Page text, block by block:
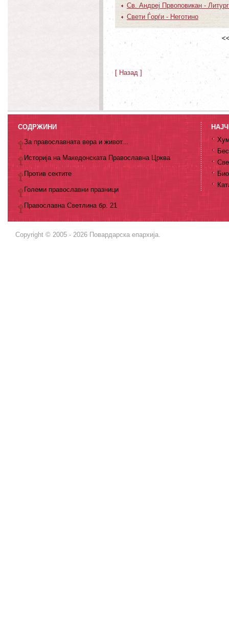
Св. Андреј Првоповикан -
Свети Ѓорѓи - Неготино
[ Назад ]
СОДРЖИНИ
За православната вера и живот...
Историја на Македонската Православна Црква
Против сектите
Големи православни празници
Православна Светлина бр. 21
Copyright © 2005 - 2026 Повардарска епархија.